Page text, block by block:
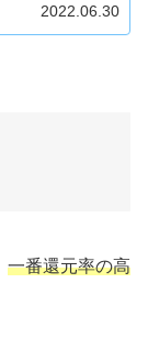
2022.06.30
一番還元率の高